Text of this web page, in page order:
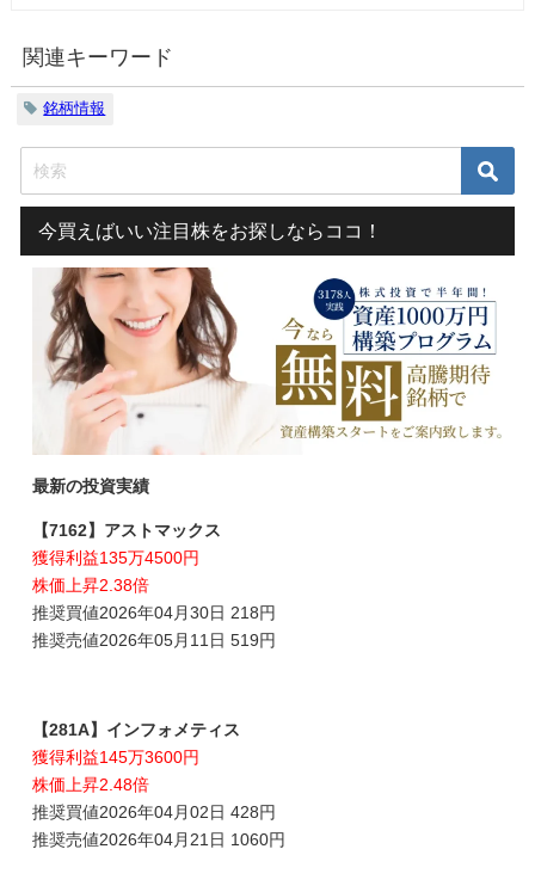
関連キーワード
銘柄情報
今買えばいい注目株をお探しならココ！
最新の投資実績
【7162】アストマックス
獲得利益135万4500円
株価上昇2.38倍
推奨買値2026年04月30日 218円
推奨売値2026年05月11日 519円
【281A】インフォメティス
獲得利益145万3600円
株価上昇2.48倍
推奨買値2026年04月02日 428円
推奨売値2026年04月21日 1060円